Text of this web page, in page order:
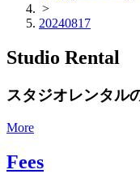
>
20240817
Studio Rental
スタジオレンタル
More
Fees